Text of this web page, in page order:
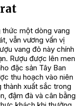
thức một dòng vang
vẫn vương vấn vị
vang đỏ này chính
Rượu được lên men
đặc sản Tây Ban
thu hoạch vào niên
thành xuất sắc trong
đậm đà và cân bằng